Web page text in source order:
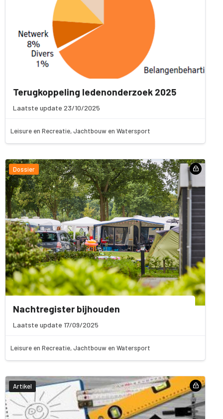
Terugkoppeling ledenonderzoek 2025
Laatste update 23/10/2025
Leisure en Recreatie, Jachtbouw en Watersport
Dossier
Nachtregister bijhouden
Laatste update 17/09/2025
Leisure en Recreatie, Jachtbouw en Watersport
Artikel